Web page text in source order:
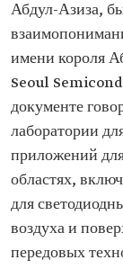
Абдул-Азиза,
имени короля
Seoul
документе
лаборатории
приложений
областях,
для
воздуха и
передовых